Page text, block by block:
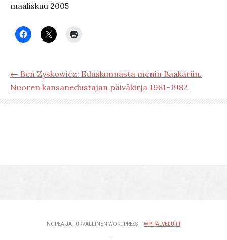
maaliskuu 2005
← Ben Zyskowicz: Eduskunnasta menin Baakariin.
Nuoren kansanedustajan päiväkirja 1981-1982
NOPEA JA TURVALLINEN WORDPRESS — WP-PALVELU.FI